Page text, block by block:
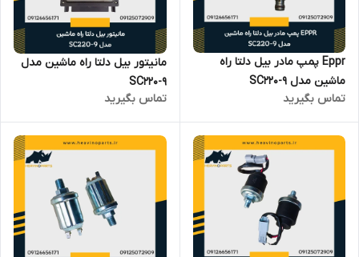
Eppr پمپ مادر بیل دلتا راه
ماشین مدل SC220-9
تماس بگیرید
مانیتور بیل دلتا راه ماشین مدل
SC220-9
تماس بگیرید